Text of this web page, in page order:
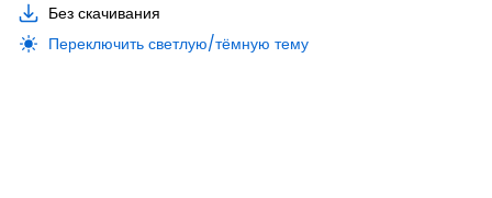
Без скачивания
Переключить светлую/тёмную тему